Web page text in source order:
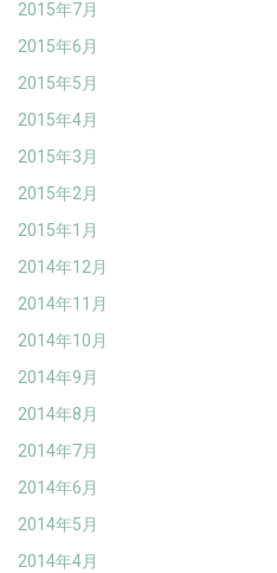
2015年7月
2015年6月
2015年5月
2015年4月
2015年3月
2015年2月
2015年1月
2014年12月
2014年11月
2014年10月
2014年9月
2014年8月
2014年7月
2014年6月
2014年5月
2014年4月